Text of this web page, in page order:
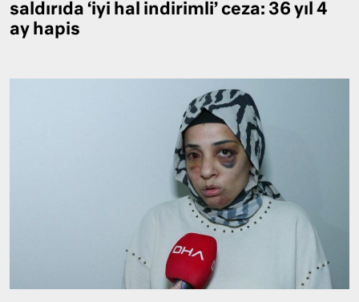
saldırıda ‘iyi hal indirimli’ ceza: 36 yıl 4
ay hapis